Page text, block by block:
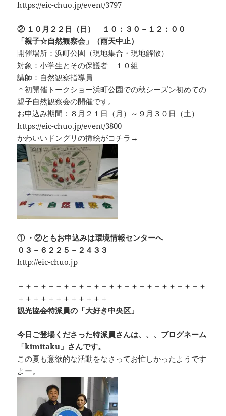
https://eic-chuo.jp/event/3797
② １０月２２日（日） １０：３０－１２：００
「親子☆自然観察会」（雨天中止）
開催場所：浜町公園（現地集合・現地解散）
対象：小学生とその保護者 １０組
講師：自然観察指導員
＊初開催トークショー浜町公園での秋シーズン初めての
親子自然観察会の開催です。
お申込み期間：８月２１日（月）～９月３０日（土）
https://eic-chuo.jp/event/3800
かわいいドングリの挿絵がコチラ→
① ・②ともお申込みは環境情報センターへ
０３－６２２５－２４３３
http://eic-chuo.jp
＋＋＋＋＋＋＋＋＋＋＋＋＋＋＋＋＋＋＋＋＋＋＋＋＋
＋＋＋＋＋＋＋＋＋＋＋＋
観光協会特派員の「大好き中央区」
今日ご登場くださった特派員さんは、、、ブログネーム
「kimitaku」さんです。
この夏も意欲的な活動をなさってお忙しかったようです
よー。